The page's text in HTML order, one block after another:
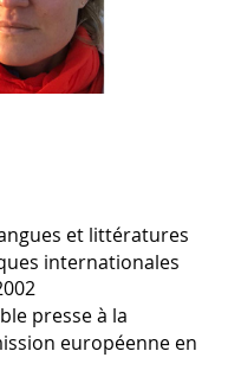
et littératures
internationales
presse à la
européenne en